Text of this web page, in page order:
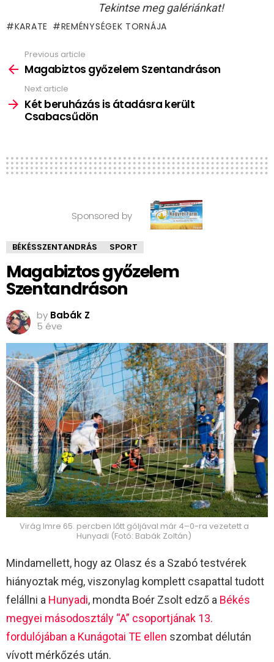
Tekintse meg galériánkat!
KARATE REMÉNYSÉGEK TORNÁJA
more
Previous article
Magabiztos győzelem Szentandráson
Next article
Két beruházás is átadásra került
Csabacsűdön
Sponsored by
BÉKÉSSZENTANDRÁS SPORT
Magabiztos győzelem
Szentandráson
by Babák Z
5 éve
Virág Imre 65. percben lőtt góljával már 4–0-ra vezetett a
Hunyadi (Fotó: Babák Zoltán)
Mindamellett, hogy az Olasz és a Szabó testvérek
hiányoztak még, viszonylag komplett csapattal tudott
felállni a Hunyadi, mondta Boér Zsolt edző a Békés
megyei másodosztály “A” csoportjának 13.
fordulójában a Kunágotai TE ellen szombat délután
vívott mérkőzés után.